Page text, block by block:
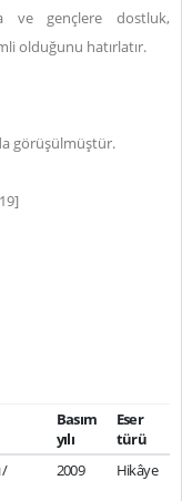
ve gençlere dostluk,
olduğunu hatırlatır.
görüşülmüştür.
Basım
yılı
Eser
türü
/
2009 Hikâye